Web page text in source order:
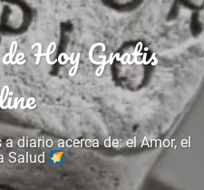
Hoy Gratis
diario acerca de: el Amor, el
Salud